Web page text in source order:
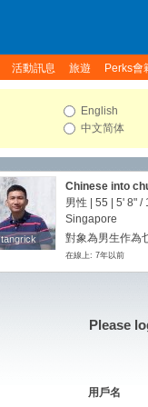
活動訊息 旅遊 Perks會
English
中文简体
tangrick
tangrick
Chinese into
男性 | 55 | 5' 8" /
Singapore
對象為男生作為
在線上: 7年以前
Please
用戶名